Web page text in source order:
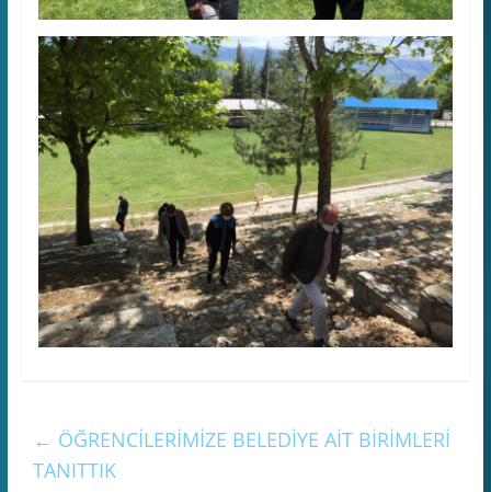
← ÖĞRENCİLERİMİZE BELEDİYE AİT BİRİMLERİ
TANITTIK